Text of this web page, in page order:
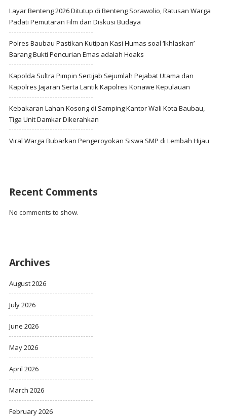
Layar Benteng 2026 Ditutup di Benteng Sorawolio, Ratusan Warga
Padati Pemutaran Film dan Diskusi Budaya
Polres Baubau Pastikan Kutipan Kasi Humas soal ‘Ikhlaskan’
Barang Bukti Pencurian Emas adalah Hoaks
Kapolda Sultra Pimpin Sertijab Sejumlah Pejabat Utama dan
Kapolres Jajaran Serta Lantik Kapolres Konawe Kepulauan
Kebakaran Lahan Kosong di Samping Kantor Wali Kota Baubau,
Tiga Unit Damkar Dikerahkan
Viral Warga Bubarkan Pengeroyokan Siswa SMP di Lembah Hijau
Recent Comments
No comments to show.
Archives
August 2026
July 2026
June 2026
May 2026
April 2026
March 2026
February 2026